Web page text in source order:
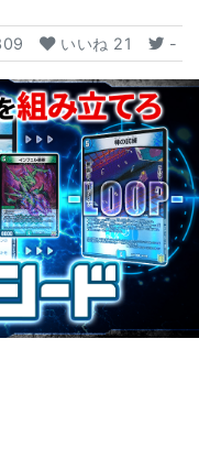
いいね 21 -